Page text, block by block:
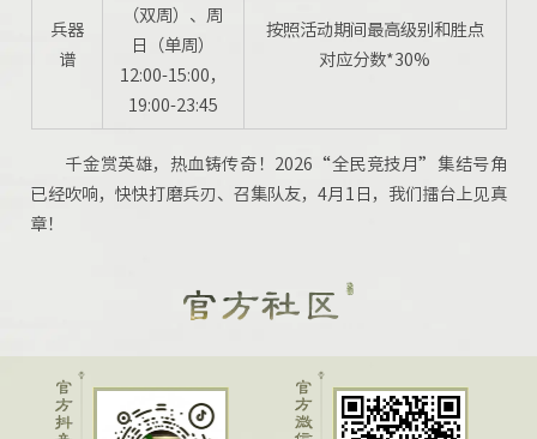
兵器
谱
（双周）、周
日（单周）
12:00-15:00，
19:00-23:45
按照活动期间最高级别和胜点
对应分数*30%
千金赏英雄，热血铸传奇！2026“全民竞技月”集结号角
已经吹响，快快打磨兵刃、召集队友，4月1日，我们擂台上见真
章！